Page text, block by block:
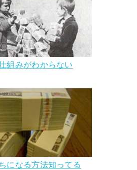
組みがわからない
になる方法知ってる